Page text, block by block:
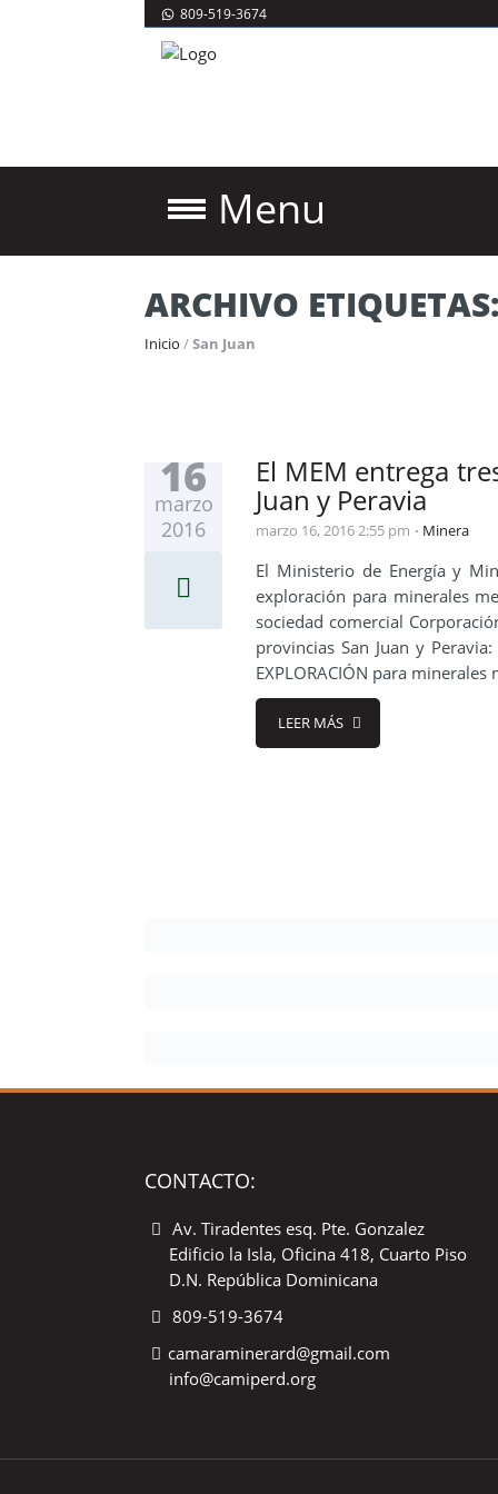
809-519-3674
Menu
ARCHIVO
Inicio /San Juan
16
marzo
2016
El MEM entrega
Juan y Peravia
marzo 16, 2016 2:55 pm Minera
El Ministerio de Energía y
exploración para minerales
sociedad comercial
provincias San Juan y
EXPLORACIÓN para minerales
LEER MÁS
CONTACTO:
Av. Tiradentes esq. Pte. Gonzalez
Edificio la Isla, Oficina 418, Cuarto Piso
D.N. República Dominicana
809-519-3674
camaraminerard@gmail.com
info@camiperd.org